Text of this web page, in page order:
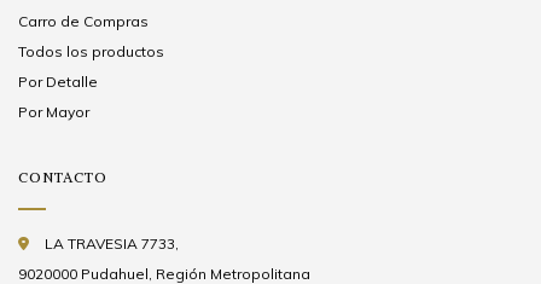
Carro de Compras
Todos los productos
Por Detalle
Por Mayor
CONTACTO
LA TRAVESIA 7733,
9020000 Pudahuel, Región Metropolitana